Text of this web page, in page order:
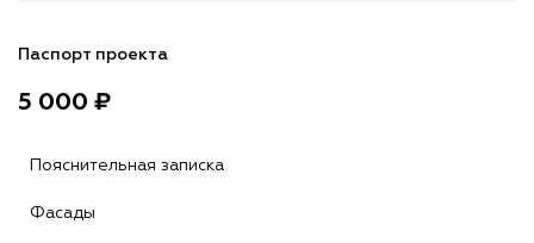
Паспорт проекта
5 000 ₽
Пояснительная записка
Фасады